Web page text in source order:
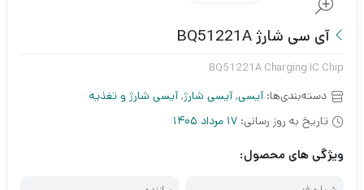
آی سی شارژ BQ51221A
BQ51221A Charging IC Chip
دسته‌بندی‌ها:آیسی,آیسی شارژ,آیسی شارژ و تغذیه
تاریخ به روز رسانی: 17 مرداد 1405
ویژگی های محصول: